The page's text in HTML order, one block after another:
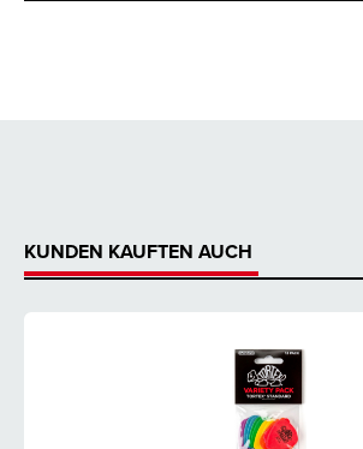
KUNDEN KAUFTEN AUCH